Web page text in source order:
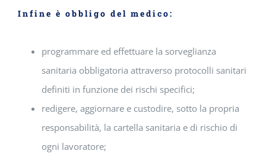
Infine è obbligo del medico:
programmare ed effettuare la sorveglianza
sanitaria obbligatoria attraverso protocolli sanitari
definiti in funzione dei rischi specifici;
redigere, aggiornare e custodire, sotto la propria
responsabilità, la cartella sanitaria e di rischio di
ogni lavoratore;